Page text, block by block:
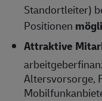
Standortleiter)
Positionen
Attraktive
Altersvorsorge,